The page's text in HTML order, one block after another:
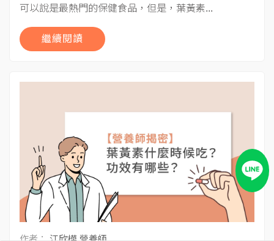
可以說是最熱門的保健食品，但是，葉黃素...
繼續閱讀